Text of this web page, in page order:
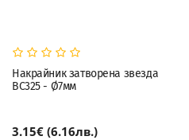
Накрайник затворена звезда
BC325 - Ø7мм
3.15€ (6.16лв.)